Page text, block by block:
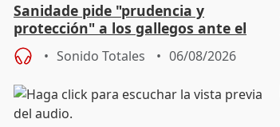
Sanidade pide "prudencia y
protección" a los gallegos ante el
eclipse del 12 de agosto
Sonido Totales 06/08/2026